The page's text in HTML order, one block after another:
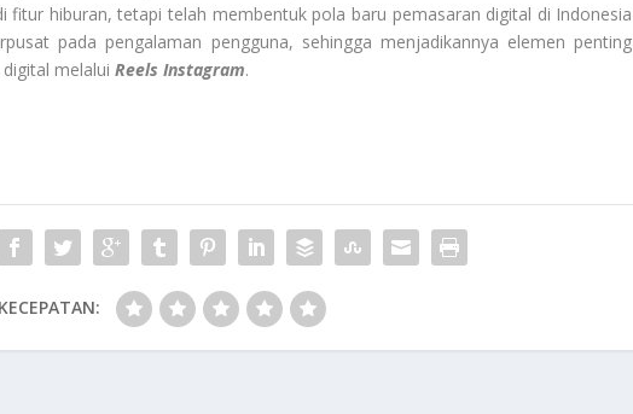
fitur hiburan, tetapi telah membentuk pola baru pemasaran digital di Indonesia
pada pengalaman pengguna, sehingga menjadikannya elemen penting
digital melaluiReels Instagram.
KECEPATAN: